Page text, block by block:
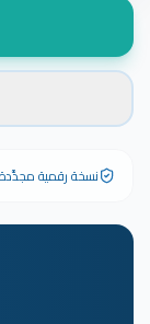
نسخة رقمية مجدَّدة ٢٠٢٦ تحمل رقم الشهادة الأصلي وبياناته كاملة — الشهادة الورقية الأصلية تبقى سارية المفعول.